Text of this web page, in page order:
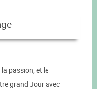
la passion, et le
grand Jour avec